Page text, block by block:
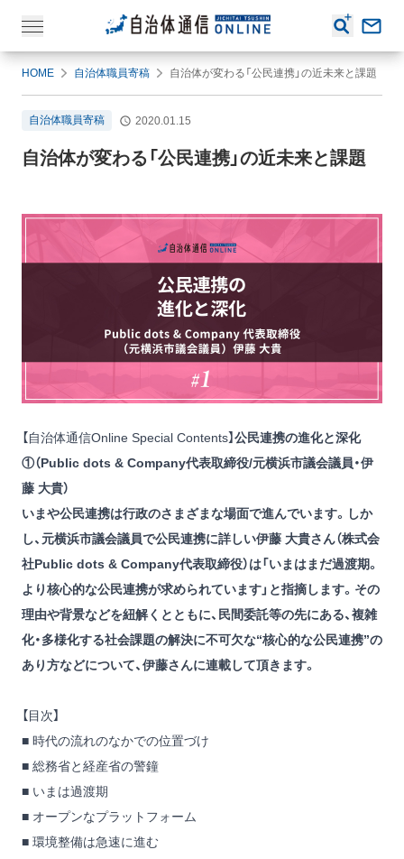
HOME 自治体職員寄稿 自治体が変わる「公民連携」の近未来と課題
自治体職員寄稿 2020.01.15
自治体が変わる「公民連携」の近未来と課題
【自治体通信Online Special Contents】公民連携の進化と深化
①（Public dots & Company代表取締役/元横浜市議会議員・伊
藤 大貴）
いまや公民連携は行政のさまざまな場面で進んでいます。しか
し、元横浜市議会議員で公民連携に詳しい伊藤 大貴さん（株式会
社Public dots & Company代表取締役）は「いまはまだ過渡期。
より核心的な公民連携が求められています」と指摘します。その
理由や背景などを紐解くとともに、民間委託等の先にある、複雑
化・多様化する社会課題の解決に不可欠な“核心的な公民連携”の
あり方などについて、伊藤さんに連載して頂きます。
【目次】
■ 時代の流れのなかでの位置づけ
■ 総務省と経産省の警鐘
■ いまは過渡期
■ オープンなプラットフォーム
■ 環境整備は急速に進む